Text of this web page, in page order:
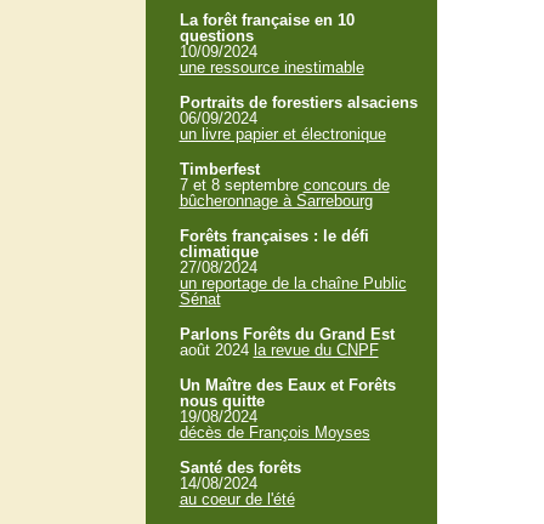
La forêt française en 10
questions
10/09/2024
une ressource inestimable
Portraits de forestiers alsaciens
06/09/2024
un livre papier et électronique
Timberfest
7 et 8 septembre concours de
bûcheronnage à Sarrebourg
Forêts françaises : le défi
climatique
27/08/2024
un reportage de la chaîne Public
Sénat
Parlons Forêts du Grand Est
août 2024 la revue du CNPF
Un Maître des Eaux et Forêts
nous quitte
19/08/2024
décès de François Moyses
Santé des forêts
14/08/2024
au coeur de l'été